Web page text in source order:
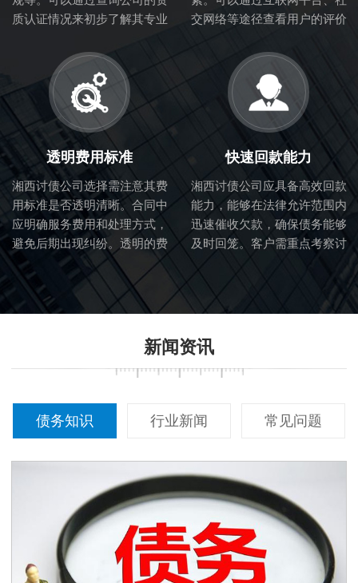
质认证情况来初步了解其专业
交网络等途径查看用户的评价
服务质量。
透明费用标准
湘西讨债公司选择需注意其费
用标准是否透明清晰。合同中
应明确服务费用和处理方式，
避免后期出现纠纷。透明的费
用标准也体现了讨债公司的诚
信度。
快速回款能力
湘西讨债公司应具备高效回款
能力，能够在法律允许范围内
迅速催收欠款，确保债务能够
及时回笼。客户需重点考察讨
新闻资讯
债务知识 行业新闻 常见问题